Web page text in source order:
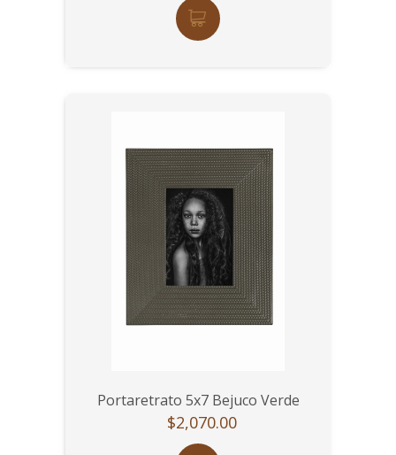
Portaretrato 5x7 Bejuco Verde
$2,070.00